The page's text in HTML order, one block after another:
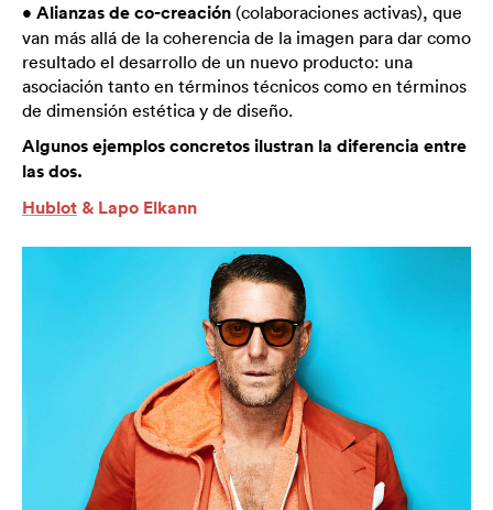
• Alianzas de co-creación (colaboraciones activas), que
van más allá de la coherencia de la imagen para dar como
resultado el desarrollo de un nuevo producto: una
asociación tanto en términos técnicos como en términos
de dimensión estética y de diseño.
Algunos ejemplos concretos ilustran la diferencia entre
las dos.
Hublot & Lapo Elkann